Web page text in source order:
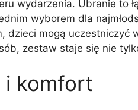
wydarzenia. Ubranie to
wyborem dla
dzieci mogą uczestniczyć
zestaw staje się nie
i komfort